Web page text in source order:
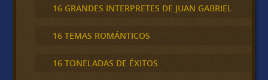
16 GRANDES INTERPRETES DE JUAN GABRIEL
16 TEMAS ROMÁNTICOS
16 TONELADAS DE ÉXITOS